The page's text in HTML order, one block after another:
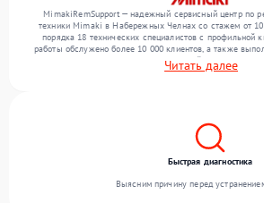
MimakiRemSupport — надежный сервисный центр по
техники Mimaki в Набережных Челнах со стажем от
порядка 18 технических специалистов с профильной
работы обслужено более 10 000 клиентов, а также
000 ремонтов. Ежемесячно в сервисный центр
включая , , . Мы выполняем ремонт различного уровня
Читать далее
Быстрая диагностика
Выясним причину перед